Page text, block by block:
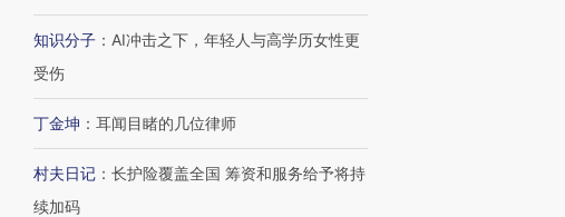
知识分子 ： AI冲击之下，年轻人与高学历女性更
受伤
丁金坤 ： 耳闻目睹的几位律师
村夫日记 ： 长护险覆盖全国 筹资和服务给予将持
续加码